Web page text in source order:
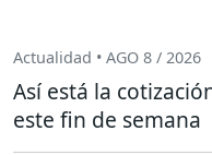
Actualidad • AGO 8 / 2026
Así está la
este fin de semana